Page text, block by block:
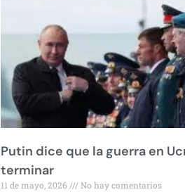
Putin dice que la guerra en
terminar
11 de mayo, 2026 No hay comentarios